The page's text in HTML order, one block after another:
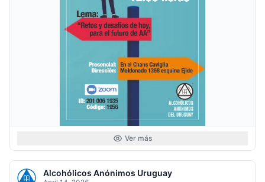
Ver más
Alcohólicos Anónimos Uruguay